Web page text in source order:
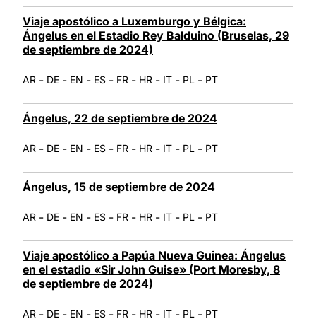
Viaje apostólico a Luxemburgo y Bélgica:
Ángelus en el Estadio Rey Balduino (Bruselas, 29
de septiembre de 2024)
AR - DE - EN - ES - FR - HR - IT - PL - PT
Ángelus, 22 de septiembre de 2024
AR - DE - EN - ES - FR - HR - IT - PL - PT
Ángelus, 15 de septiembre de 2024
AR - DE - EN - ES - FR - HR - IT - PL - PT
Viaje apostólico a Papúa Nueva Guinea: Ángelus
en el estadio «Sir John Guise» (Port Moresby, 8
de septiembre de 2024)
AR - DE - EN - ES - FR - HR - IT - PL - PT